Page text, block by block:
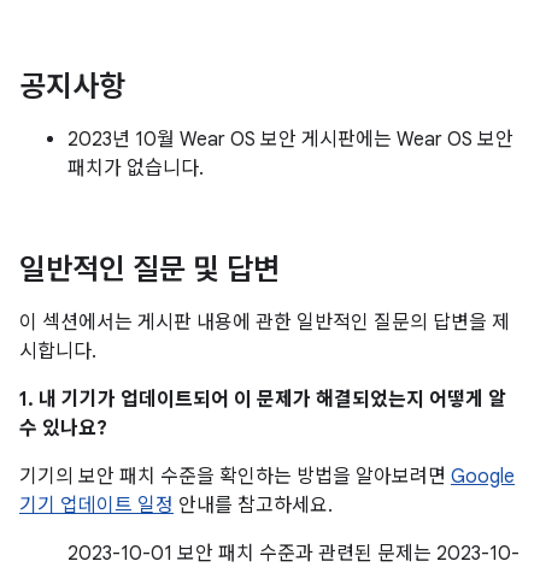
공지사항
2023년 10월 Wear OS 보안 게시판에는 Wear OS 보안
패치가 없습니다.
일반적인 질문 및 답변
이 섹션에서는 게시판 내용에 관한 일반적인 질문의 답변을 제
시합니다.
1. 내 기기가 업데이트되어 이 문제가 해결되었는지 어떻게 알
수 있나요?
기기의 보안 패치 수준을 확인하는 방법을 알아보려면 Google
기기 업데이트 일정 안내를 참고하세요.
2023-10-01 보안 패치 수준과 관련된 문제는 2023-10-